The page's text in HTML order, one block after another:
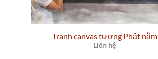
Tranh canvas tượng Phật nằm
Liên hệ